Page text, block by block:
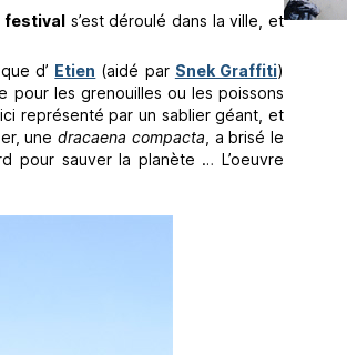
festivals’est déroulé dans la ville, et
d’ Etien (aidé par Snek Graffiti)
pour les grenouilles ou les poissons
représenté par un sablier géant, et
unedracaena compacta , a brisé le
pour sauver la planète … L’oeuvre